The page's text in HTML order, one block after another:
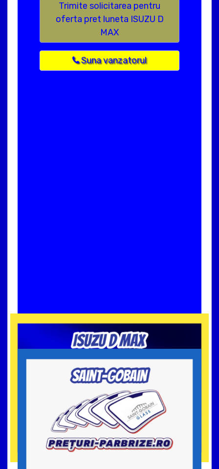
Trimite solicitarea pentru
oferta pret luneta ISUZU D
MAX
Suna vanzatorul